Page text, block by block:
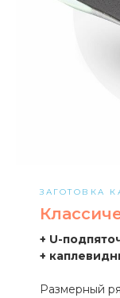
ЗАГОТОВКА
+ U-
+
Размерный